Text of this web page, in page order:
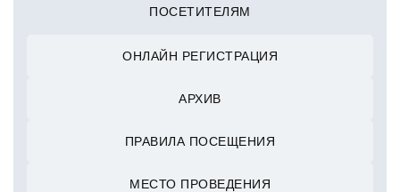
ПОСЕТИТЕЛЯМ
ОНЛАЙН РЕГИСТРАЦИЯ
АРХИВ
ПРАВИЛА ПОСЕЩЕНИЯ
МЕСТО ПРОВЕДЕНИЯ